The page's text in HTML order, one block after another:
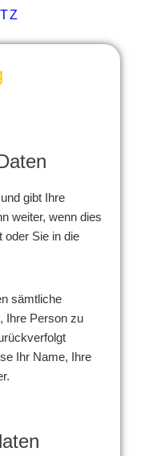
gibt Ihre
weiter, wenn dies
oder Sie in die
sämtliche
Ihre Person zu
Ihr Name, Ihre